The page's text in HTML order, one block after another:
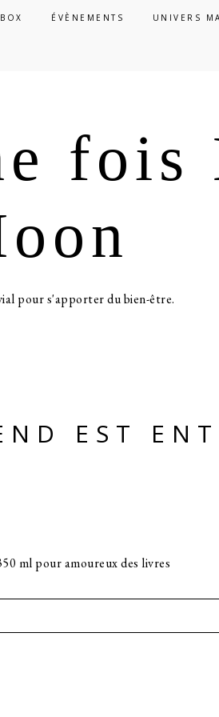
ÉVÈNEMENTS UNIVERS
fois
pour s'apporter du bien-être.
EST
ml pour amoureux des livres